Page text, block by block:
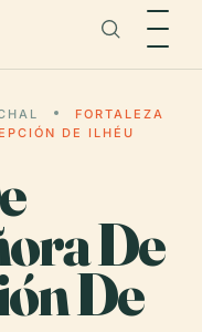
FORTALEZA
DE ILHÉU
De
De